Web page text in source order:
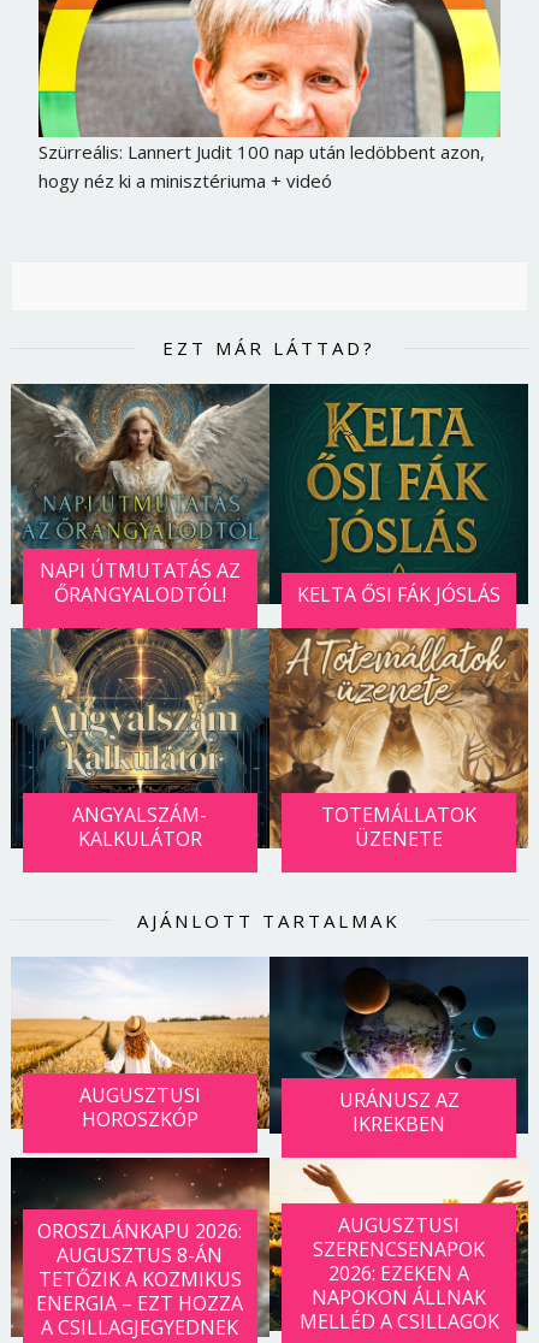
Szürreális: Lannert Judit 100 nap után ledöbbent azon,
hogy néz ki a minisztériuma + videó
EZT MÁR LÁTTAD?
NAPI ÚTMUTATÁS AZ
ŐRANGYALODTÓL!
KELTA ŐSI FÁK JÓSLÁS
ANGYALSZÁM-
KALKULÁTOR
TOTEMÁLLATOK
ÜZENETE
AJÁNLOTT TARTALMAK
AUGUSZTUSI
HOROSZKÓP
URÁNUSZ AZ
IKREKBEN
OROSZLÁNKAPU 2026:
AUGUSZTUS 8-ÁN
TETŐZIK A KOZMIKUS
ENERGIA – EZT HOZZA
A CSILLAGJEGYEDNEK
AUGUSZTUSI
SZERENCSENAPOK
2026: EZEKEN A
NAPOKON ÁLLNAK
MELLÉD A CSILLAGOK